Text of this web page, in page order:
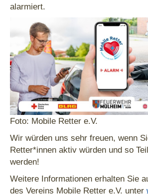
alarmiert.
Foto: Mobile Retter e.V.
Wir würden uns sehr freuen, wenn
Retter*innen aktiv würden und so
werden!
Weitere Informationen erhalten Sie
des Vereins Mobile Retter e.V. unter